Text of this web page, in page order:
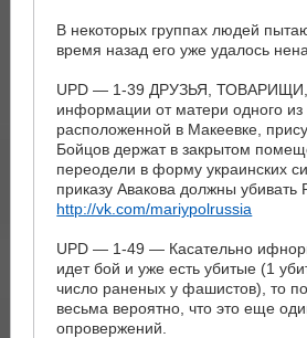
В некоторых группах людей
время назад его уже удалось
UPD — 1-39 ДРУЗЬЯ, ТОВАРИЩИ,
информации от матери одного из
расположенной в Макеевке,
Бойцов держат в закрытом
переодели в форму украинских
приказу Авакова должны
http://vk.com/mariypolrussia
UPD — 1-49 — Касательно
идет бой и уже есть убитые (1
число раненых у фашистов), то
весьма вероятно, что это еще
опровержений.